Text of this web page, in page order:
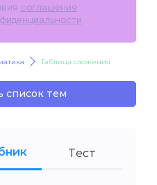
соглашения
Таблица сложения
список тем
Тест